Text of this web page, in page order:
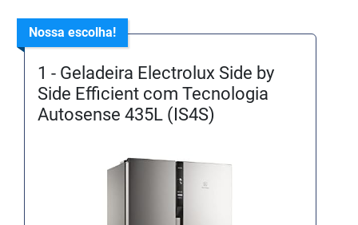
Nossa escolha!
1 - Geladeira Electrolux Side by
Side Efficient com Tecnologia
Autosense 435L (IS4S)